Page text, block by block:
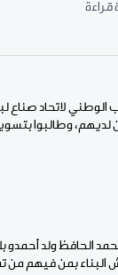
الوطني لاتحاد صناع
لديهم، وطالبوا
ولد أحمدو
البناء بمن فيهم